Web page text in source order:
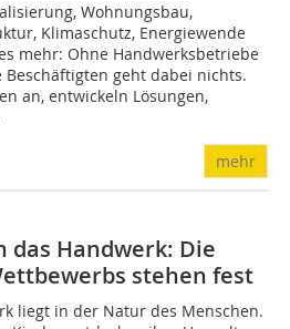
Wohnungsbau,
Klimaschutz, Energiewende
mehr: Ohne Handwerksbetriebe
Beschäftigten geht dabei nichts.
an, entwickeln Lösungen,
mehr
das Handwerk: Die
stehen fest
liegt in der Natur des Menschen.